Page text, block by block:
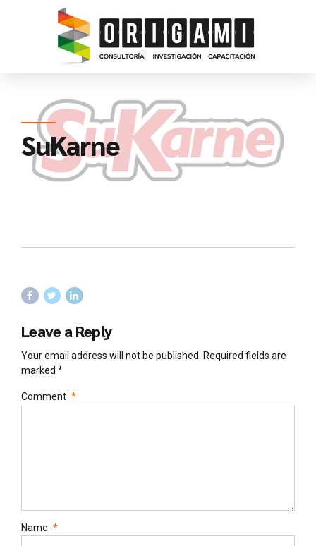
SuKarne
Leave a Reply
Your email address will not be published. Required fields are
marked *
Comment *
Name *